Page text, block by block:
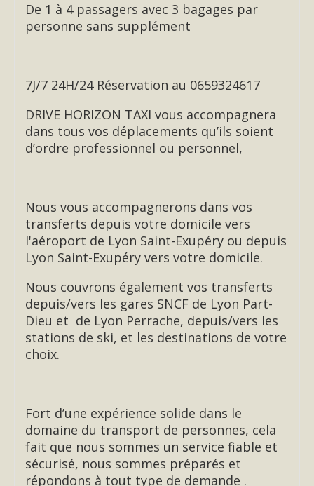
De 1 à 4 passagers avec 3 bagages par
personne sans supplément
7J/7 24H/24 Réservation au 0659324617
DRIVE HORIZON TAXI vous accompagnera
dans tous vos déplacements qu’ils soient
d’ordre professionnel ou personnel,
Nous vous accompagnerons dans vos
transferts depuis votre domicile vers
l'aéroport de Lyon Saint-Exupéry ou depuis
Lyon Saint-Exupéry vers votre domicile.
Nous couvrons également vos transferts
depuis/vers les gares SNCF de Lyon Part-
Dieu et de Lyon Perrache, depuis/vers les
stations de ski, et les destinations de votre
choix.
Fort d’une expérience solide dans le
domaine du transport de personnes, cela
fait que nous sommes un service fiable et
sécurisé, nous sommes préparés et
répondons à tout type de demande .